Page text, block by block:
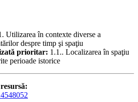
Utilizarea în contexte diverse a
despre timp şi spaţiu
prioritar: 1.1.. Localizarea în spaţiu
perioade istorice